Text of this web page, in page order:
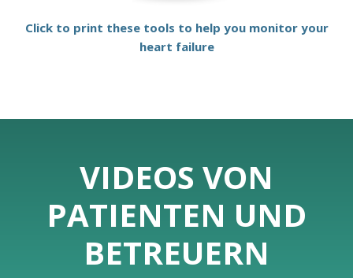
Click to print these tools to help you monitor your
heart failure
VIDEOS VON
PATIENTEN UND
BETREUERN